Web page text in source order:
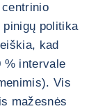
politika
kad
% intervale
Vis
mažesnės